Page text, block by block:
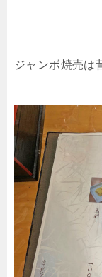
ジャンボ焼売は